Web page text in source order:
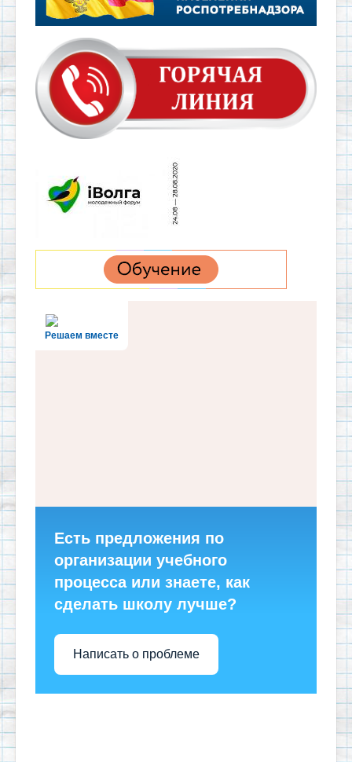
Решаем вместе
Есть предложения по
организации учебного
процесса или знаете, как
сделать школу лучше?
Написать о проблеме